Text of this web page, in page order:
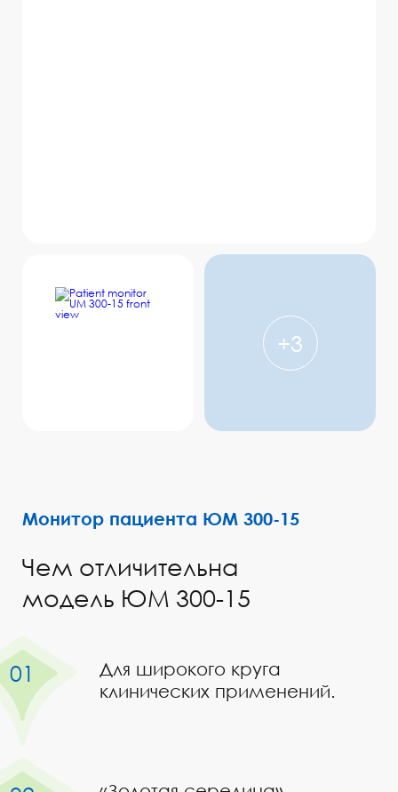
Монитор пациента ЮМ 300-15
Чем отличительна
модель ЮМ 300-15
Для широкого круга
клинических применений.